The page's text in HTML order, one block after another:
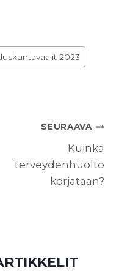
2023
SEURAAVA
Kuinka
terveydenhuolto
korjataan?